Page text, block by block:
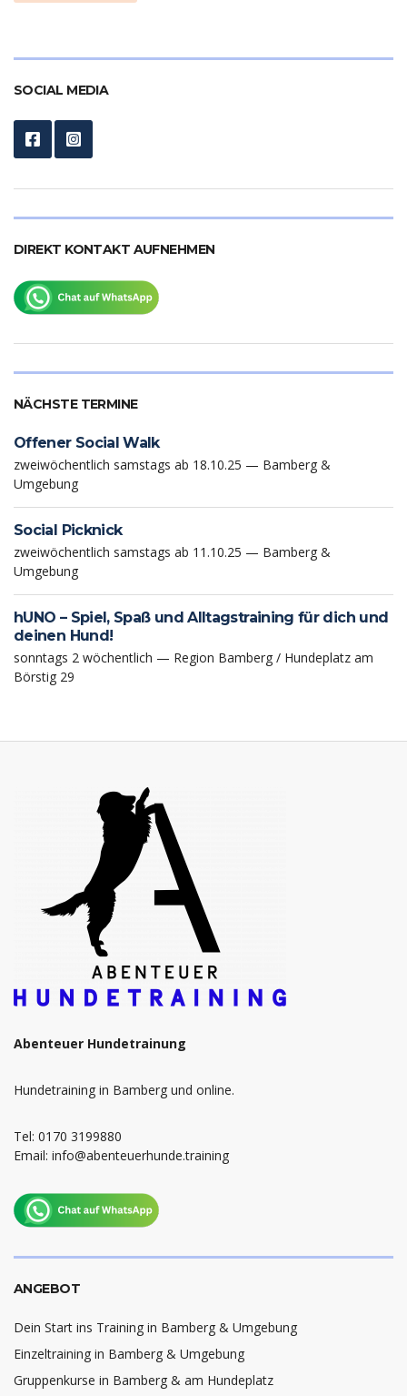
SOCIAL MEDIA
DIREKT KONTAKT AUFNEHMEN
NÄCHSTE TERMINE
Offener Social Walk
zweiwöchentlich samstags ab 18.10.25 — Bamberg &
Umgebung
Social Picknick
zweiwöchentlich samstags ab 11.10.25 — Bamberg &
Umgebung
hUNO – Spiel, Spaß und Alltagstraining für dich und
deinen Hund!
sonntags 2 wöchentlich — Region Bamberg / Hundeplatz am
Börstig 29
Abenteuer Hundetrainung
Hundetraining in Bamberg und online.
Tel: 0170 3199880
Email: info@abenteuerhunde.training
ANGEBOT
Dein Start ins Training in Bamberg & Umgebung
Einzeltraining in Bamberg & Umgebung
Gruppenkurse in Bamberg & am Hundeplatz